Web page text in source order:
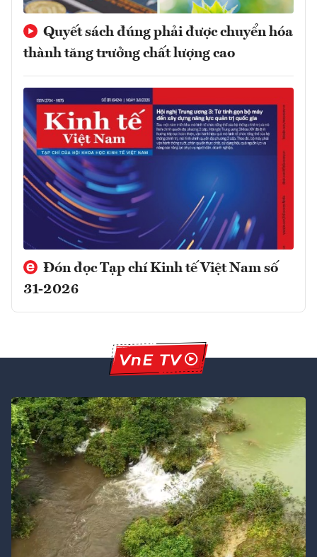
Quyết sách đúng phải được chuyển hóa
thành tăng trưởng chất lượng cao
Đón đọc Tạp chí Kinh tế Việt Nam số
31-2026